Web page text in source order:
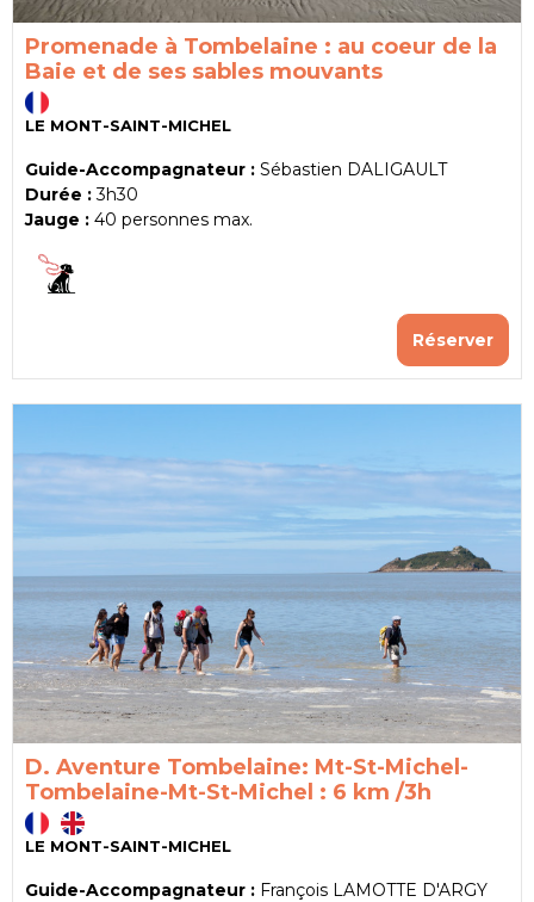
Promenade à Tombelaine : au coeur de la
Baie et de ses sables mouvants
LE MONT-SAINT-MICHEL
Guide-Accompagnateur : Sébastien DALIGAULT
Durée : 3h30
Jauge : 40 personnes max.
Réserver
D. Aventure Tombelaine: Mt-St-Michel-
Tombelaine-Mt-St-Michel : 6 km /3h
LE MONT-SAINT-MICHEL
Guide-Accompagnateur : François LAMOTTE D'ARGY